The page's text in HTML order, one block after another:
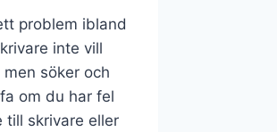
problem ibland
inte vill
söker och
om du har fel
till skrivare eller